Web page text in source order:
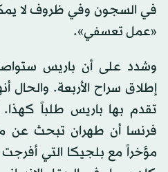
في السجون وفي ظروف لا
«عمل تعسفي».
وشدد على أن باريس
إطلاق سراح الأربعة. والحال
تقدم بها باريس طلباً كهذا.
فرنسا أن طهران تبحث عن
مؤخراً مع بلجيكا التي